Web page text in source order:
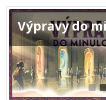
Výpravy do